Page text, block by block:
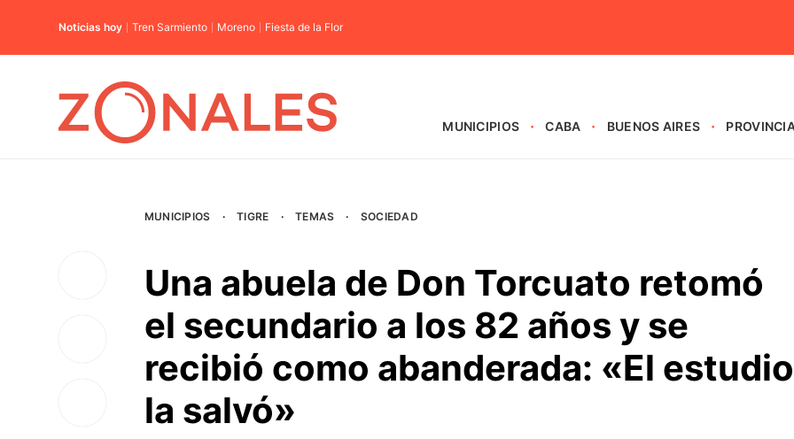
Noticias hoy Tren Sarmiento Moreno Fiesta de la Flor
MUNICIPIOS CABA BUENOS AIRES
MUNICIPIOS · TIGRE · TEMAS · SOCIEDAD
Una abuela de Don Torcuato retomó
el secundario a los 82 años y se
recibió como abanderada: «El estudio
la salvó»